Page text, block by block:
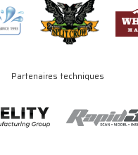
Partenaires techniques